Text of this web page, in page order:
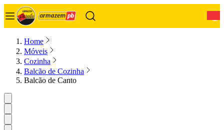
Home
Móveis
Cozinha
Balcão de Cozinha
Balcão de Canto